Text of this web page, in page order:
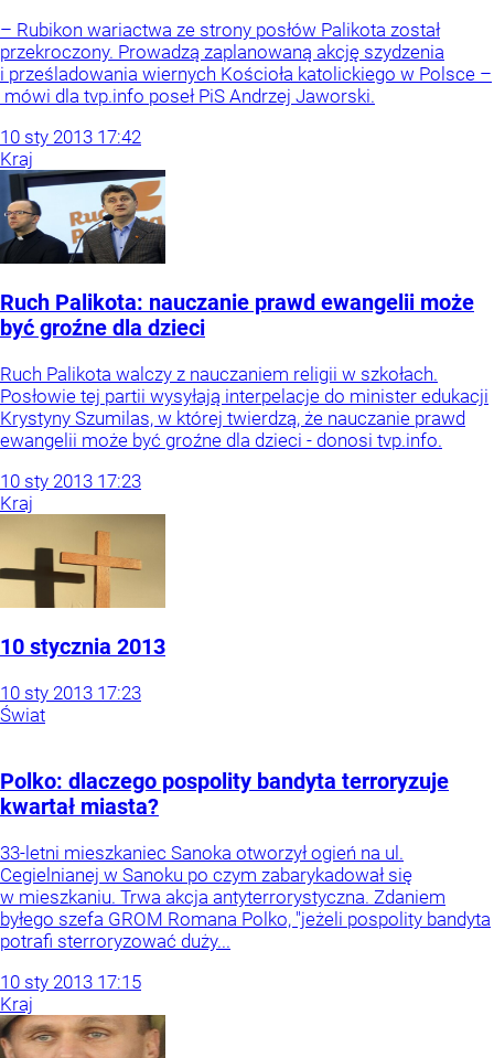
– Rubikon wariactwa ze strony posłów Palikota został
przekroczony. Prowadzą zaplanowaną akcję szydzenia
i prześladowania wiernych Kościoła katolickiego w Polsce –
mówi dla tvp.info poseł PiS Andrzej Jaworski.
10 sty 2013 17:42
Kraj
Ruch Palikota: nauczanie prawd ewangelii może
być groźne dla dzieci
Ruch Palikota walczy z nauczaniem religii w szkołach.
Posłowie tej partii wysyłają interpelacje do minister edukacji
Krystyny Szumilas, w której twierdzą, że nauczanie prawd
ewangelii może być groźne dla dzieci - donosi tvp.info.
10 sty 2013 17:23
Kraj
10 stycznia 2013
10 sty 2013 17:23
Świat
Polko: dlaczego pospolity bandyta terroryzuje
kwartał miasta?
33-letni mieszkaniec Sanoka otworzył ogień na ul.
Cegielnianej w Sanoku po czym zabarykadował się
w mieszkaniu. Trwa akcja antyterrorystyczna. Zdaniem
byłego szefa GROM Romana Polko, "jeżeli pospolity bandyta
potrafi sterroryzować duży...
10 sty 2013 17:15
Kraj